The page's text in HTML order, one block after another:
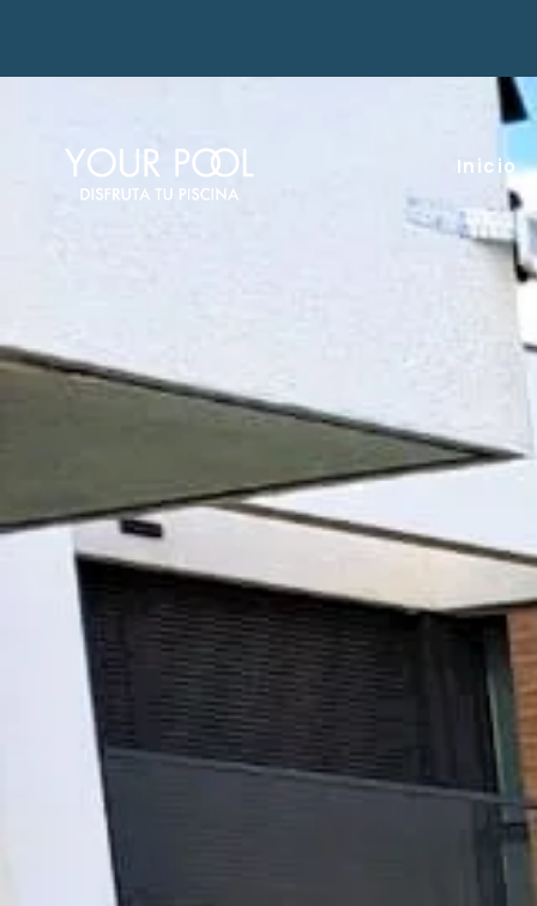
Inicio